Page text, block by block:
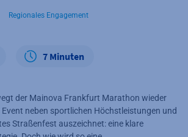
Regionales Engagement
7 Minuten
der Mainova Frankfurt Marathon wieder
Event neben sportlichen Höchstleistungen und
Straßenfest auszeichnet: eine klare